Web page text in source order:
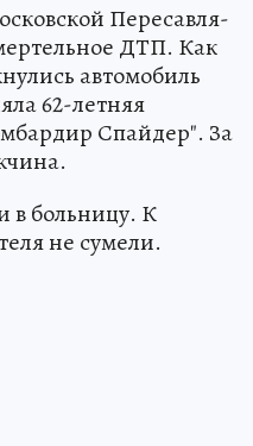
Пересавля-
ДТП. Как
автомобиль
62-летняя
Спайдер". За
в больницу. К
не сумели.